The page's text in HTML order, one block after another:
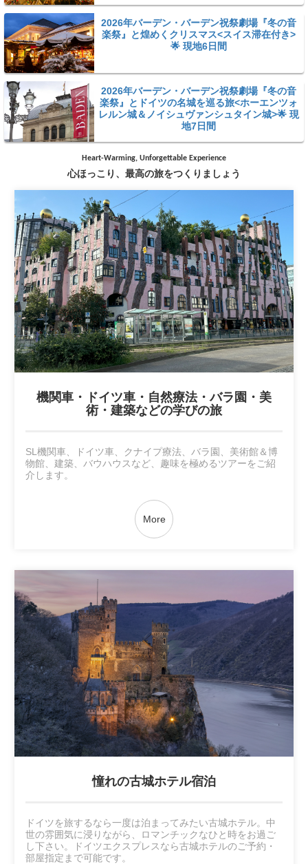
2026年バーデン・バーデン祝祭劇場『冬の音
楽祭』と煌めくクリスマス<スイス滞在付き>
🌟 現地6日間
2026年バーデン・バーデン祝祭劇場『冬の音
楽祭』とドイツの名城を巡る旅<ホーエンツォ
レルン城＆ノイシュヴァンシュタイン城>🌟 現
地7日間
Heart-Warming, Unforgettable Experience
心ほっこり、最高の旅をつくりましょう
機関車・ドイツ車・自然療法・バラ園・美
術・建築などの学びの旅
SL機関車、ドイツ車、クナイプ療法、バラ園、美術館＆博
物館、建築、バウハウスなど、趣味を極めるツアーをご紹
介します。
More
憧れの古城ホテル宿泊
ドイツを旅するなら一度は泊まってみたい古城ホテル。中
世の雰囲気に浸りながら、ロマンチックなひと時をお過ご
し下さい。ドイツエクスプレスなら古城ホテルのご予約・
部屋指定まで可能です。